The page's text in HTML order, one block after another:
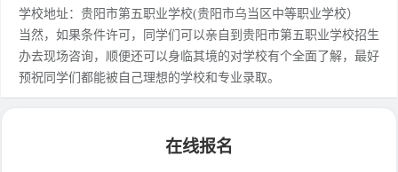
学校地址：贵阳市第五职业学校(贵阳市乌当区中等职业学校）
当然，如果条件许可，同学们可以亲自到贵阳市第五职业学校招生
办去现场咨询，顺便还可以身临其境的对学校有个全面了解，最好
预祝同学们都能被自己理想的学校和专业录取。
在线报名